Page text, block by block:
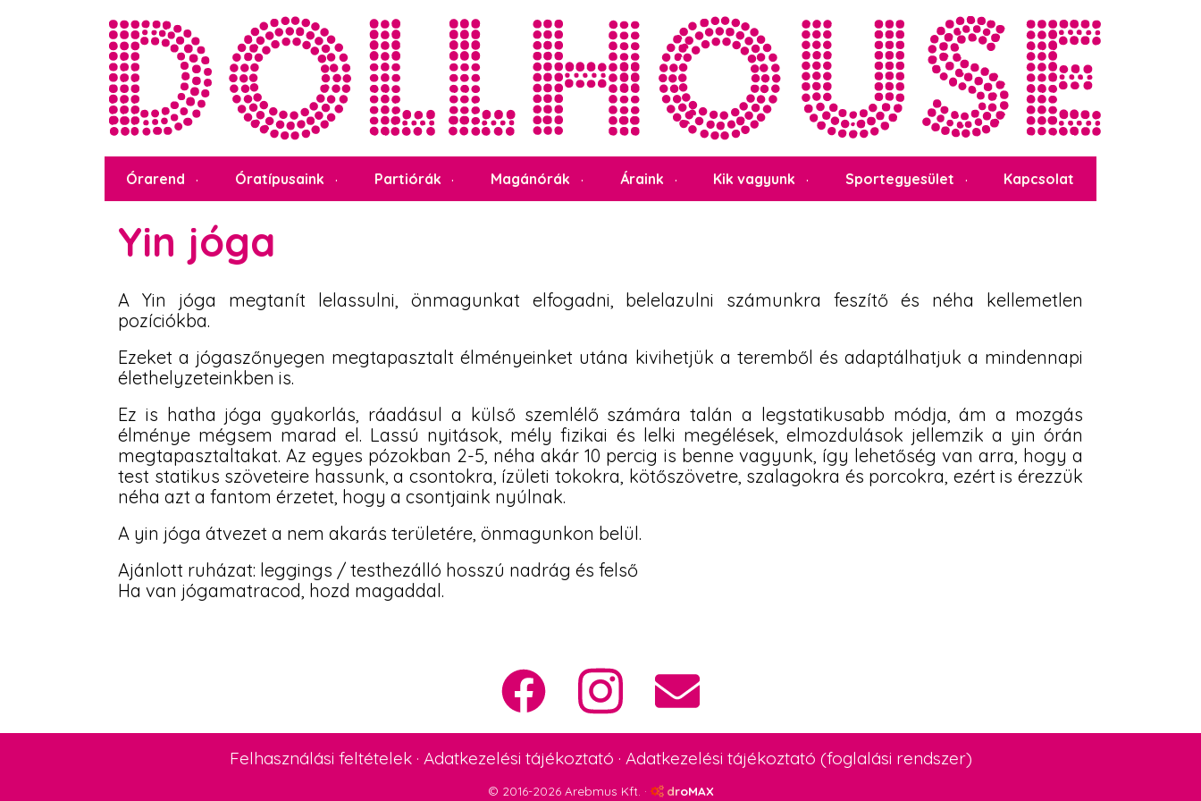
Órarend Óratípusaink Partiórák Magánórák Áraink Kik vagyunk Sportegyesület Kapcsolat
Yin jóga
A Yin jóga megtanít lelassulni, önmagunkat elfogadni, belelazulni számunkra feszítő és néha kellemetlen
pozíciókba.
Ezeket a jógaszőnyegen megtapasztalt élményeinket utána kivihetjük a teremből és adaptálhatjuk a mindennapi
élethelyzeteinkben is.
Ez is hatha jóga gyakorlás, ráadásul a külső szemlélő számára talán a legstatikusabb módja, ám a mozgás
élménye mégsem marad el. Lassú nyitások, mély fizikai és lelki megélések, elmozdulások jellemzik a yin órán
megtapasztaltakat. Az egyes pózokban 2-5, néha akár 10 percig is benne vagyunk, így lehetőség van arra, hogy a
test statikus szöveteire hassunk, a csontokra, ízületi tokokra, kötőszövetre, szalagokra és porcokra, ezért is érezzük
néha azt a fantom érzetet, hogy a csontjaink nyúlnak.
A yin jóga átvezet a nem akarás területére, önmagunkon belül.
Ajánlott ruházat: leggings / testhezálló hosszú nadrág és felső
Ha van jógamatracod, hozd magaddal.
Felhasználási feltételek· Adatkezelési tájékoztató · Adatkezelési tájékoztató (foglalási rendszer)
© 2016-2026 Arebmus Kft. · droMAX